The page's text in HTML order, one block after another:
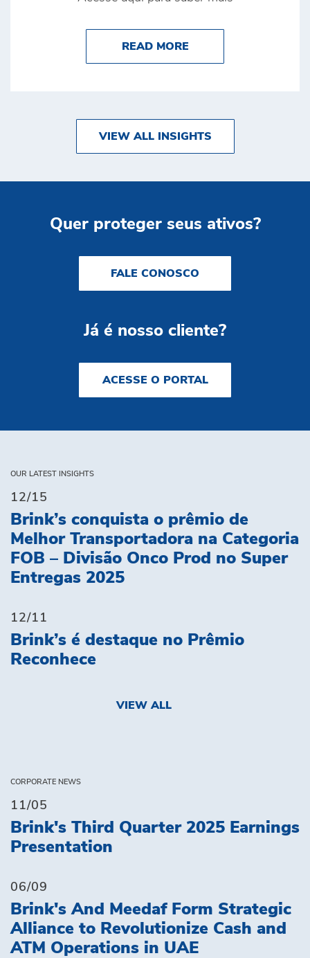
READ MOREABOUT POR QUE A
VIEW ALL INSIGHTS
Quer proteger seus ativos?
FALE CONOSCO
Já é nosso cliente?
ACESSE O PORTAL
OUR LATEST INSIGHTS
12/15
Brink’s conquista o prêmio de
Melhor Transportadora na Categoria
FOB – Divisão Onco Prod no Super
Entregas 2025
12/11
Brink’s é destaque no Prêmio
Reconhece
VIEW ALL
CORPORATE NEWS
11/05
Brink's Third Quarter 2025 Earnings
Presentation
06/09
Brink's And Meedaf Form Strategic
Alliance to Revolutionize Cash and
ATM Operations in UAE